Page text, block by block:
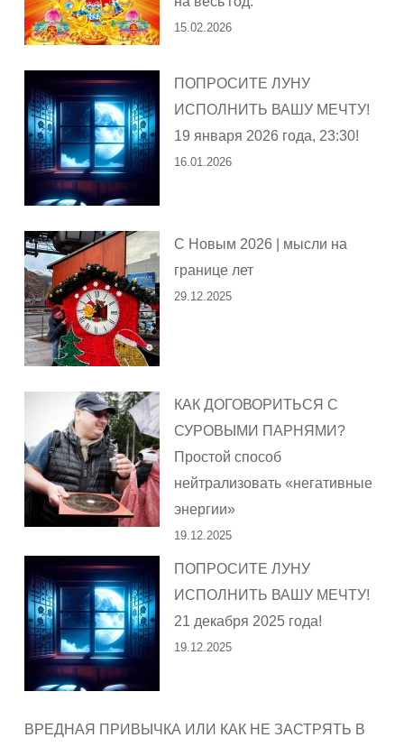
15.02.2026
ПОПРОСИТЕ ЛУНУ
ИСПОЛНИТЬ ВАШУ МЕЧТУ!
19 января 2026 года, 23:30!
16.01.2026
С Новым 2026 | мысли на
границе лет
29.12.2025
КАК ДОГОВОРИТЬСЯ С
СУРОВЫМИ ПАРНЯМИ?
Простой способ
нейтрализовать «негативные
энергии»
19.12.2025
ПОПРОСИТЕ ЛУНУ
ИСПОЛНИТЬ ВАШУ МЕЧТУ!
21 декабря 2025 года!
19.12.2025
ВРЕДНАЯ ПРИВЫЧКА ИЛИ КАК НЕ ЗАСТРЯТЬ В